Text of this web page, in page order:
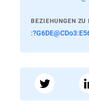
BEZIEHUNGEN ZU